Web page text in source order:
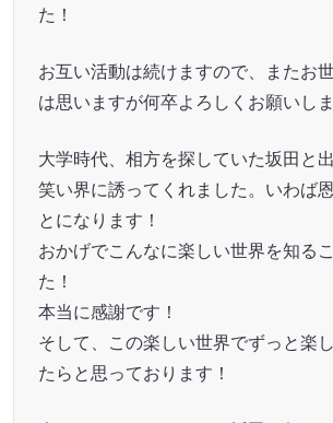
た！
お互い活動は続けますので、またお
は思いますが何卒よろしくお願いしま
大学時代、相方を探していた坂田と
笑い界に誘ってくれました。いわば
とになります！
おかげでこんなに楽しい世界を知る
た！
本当に感謝です！
そして、この楽しい世界でずっと楽
たらと思っております！